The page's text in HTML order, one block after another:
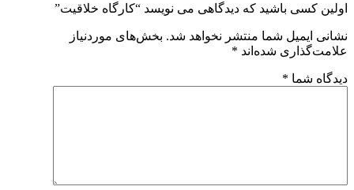
کسی باشید که دیدگاهی می نویسد “کارگاه خلاقیت”
ایمیل شما منتشر نخواهد شد. بخش‌های موردنیاز
شده‌اند*
شما*